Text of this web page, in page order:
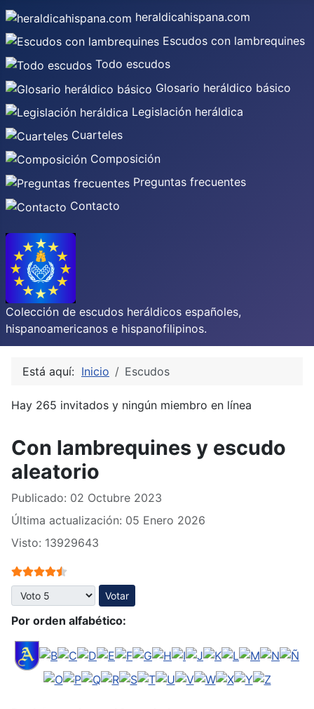
heraldicahispana.com
Escudos con lambrequines
Todo escudos
Glosario heráldico básico
Legislación heráldica
Cuarteles
Composición
Preguntas frecuentes
Contacto
Colección de escudos heráldicos españoles,
hispanoamericanos e hispanofilipinos.
Está aquí: Inicio Escudos
Hay 265 invitados y ningún miembro en línea
Con lambrequines y escudo
aleatorio
Publicado: 02 Octubre 2023
Última actualización: 05 Enero 2026
Visto: 13929643
Ratio:4.5/
Por favor, vote
Por orden alfabético: